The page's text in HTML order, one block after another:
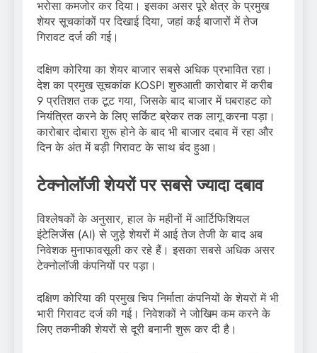
भरोसा कमजोर कर दिया। इसका असर पूरे क्षेत्र के प्रमुख
शेयर सूचकांकों पर दिखाई दिया, जहां कई बाजारों में तेज
गिरावट दर्ज की गई।
दक्षिण कोरिया का शेयर बाजार सबसे अधिक प्रभावित रहा।
देश का प्रमुख सूचकांक KOSPI शुरुआती कारोबार में करीब
9 प्रतिशत तक टूट गया, जिसके बाद बाजार में घबराहट को
नियंत्रित करने के लिए सर्किट ब्रेकर तक लागू करना पड़ा।
कारोबार दोबारा शुरू होने के बाद भी बाजार दबाव में रहा और
दिन के अंत में बड़ी गिरावट के साथ बंद हुआ।
टेक्नोलॉजी शेयरों पर सबसे ज्यादा दबाव
विश्लेषकों के अनुसार, हाल के महीनों में आर्टिफिशियल
इंटेलिजेंस (AI) से जुड़े शेयरों में आई तेज तेजी के बाद अब
निवेशक मुनाफावसूली कर रहे हैं। इसका सबसे अधिक असर
टेक्नोलॉजी कंपनियों पर पड़ा।
दक्षिण कोरिया की प्रमुख चिप निर्माता कंपनियों के शेयरों में भी
भारी गिरावट दर्ज की गई। निवेशकों ने जोखिम कम करने के
लिए तकनीकी शेयरों से दूरी बनानी शुरू कर दी है।